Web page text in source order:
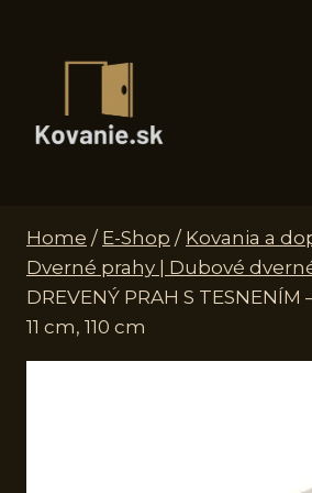
Home / E-Shop / Kovania a
Dverné prahy | Dubové
DREVENÝ PRAH S TESNENÍM
11 cm, 110 cm